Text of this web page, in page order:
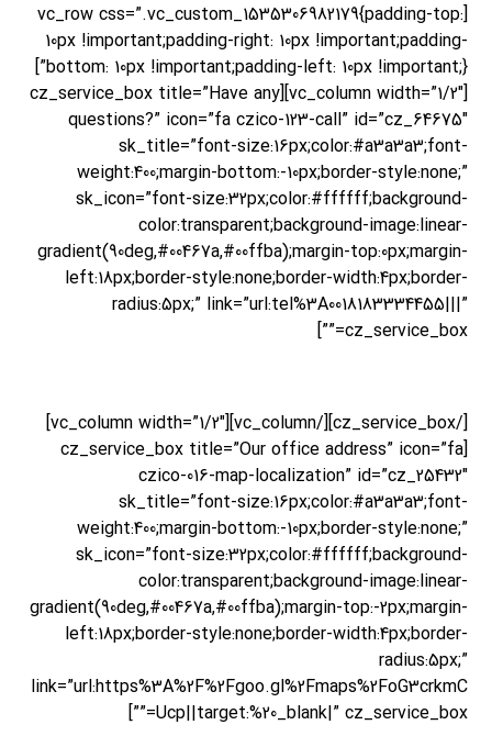
[vc_row css=”.vc_custom_1535306982179{padding-top:
10px !important;padding-right: 10px !important;padding-
bottom: 10px !important;padding-left: 10px !important;}”]
[vc_column width=”1/2″][cz_service_box title=”Have any
questions?” icon=”fa czico-123-call” id=”cz_64675″
sk_title=”font-size:16px;color:#a3a3a3;font-
weight:400;margin-bottom:-10px;border-style:none;”
sk_icon=”font-size:32px;color:#ffffff;background-
color:transparent;background-image:linear-
gradient(90deg,#00467a,#00ffba);margin-top:0px;margin-
left:18px;border-style:none;border-width:4px;border-
radius:5px;” link=”url:tel%3A0018183334455|||”
cz_service_box=””]
[/cz_service_box][/vc_column][vc_column width=”1/2″]
[cz_service_box title=”Our office address” icon=”fa
czico-016-map-localization” id=”cz_25432″
sk_title=”font-size:16px;color:#a3a3a3;font-
weight:400;margin-bottom:-10px;border-style:none;”
sk_icon=”font-size:32px;color:#ffffff;background-
color:transparent;background-image:linear-
gradient(90deg,#00467a,#00ffba);margin-top:-2px;margin-
left:18px;border-style:none;border-width:4px;border-
radius:5px;”
link=”url:https%3A%2F%2Fgoo.gl%2Fmaps%2FoG3crkmC
Ucp||target:%20_blank|” cz_service_box=””]